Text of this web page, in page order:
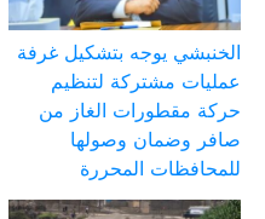
الخنبشي يوجه بتشكيل غرفة
عمليات مشتركة لتنظيم
حركة مقطورات الغاز من
صافر وضمان وصولها
للمحافظات المحررة